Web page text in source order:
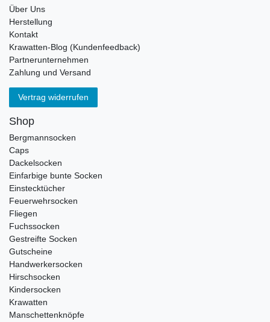
Über Uns
Herstellung
Kontakt
Krawatten-Blog (Kundenfeedback)
Partnerunternehmen
Zahlung und Versand
Vertrag widerrufen
Shop
Bergmannsocken
Caps
Dackelsocken
Einfarbige bunte Socken
Einstecktücher
Feuerwehrsocken
Fliegen
Fuchssocken
Gestreifte Socken
Gutscheine
Handwerkersocken
Hirschsocken
Kindersocken
Krawatten
Manschettenknöpfe